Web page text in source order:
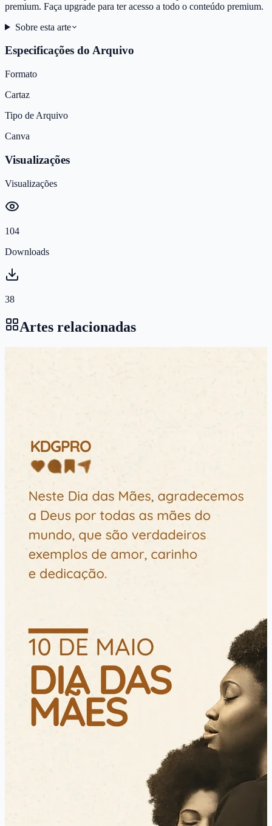
premium. Faça upgrade para ter acesso a todo o conteúdo premium.
Sobre esta arte
Especificações do Arquivo
Formato
Cartaz
Tipo de Arquivo
Canva
Visualizações
Visualizações
104
Downloads
38
Artes relacionadas